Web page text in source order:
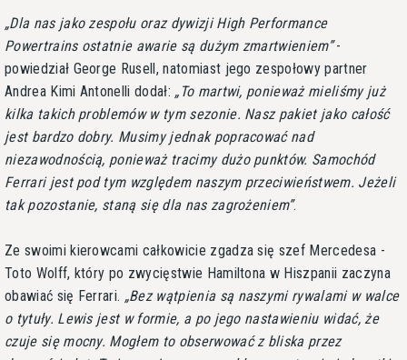
Dla nas jako zespołu oraz dywizji High Performance
Powertrains ostatnie awarie są dużym zmartwieniem -
powiedział George Rusell, natomiast jego zespołowy partner
Andrea Kimi Antonelli dodał:
To martwi, ponieważ mieliśmy już
kilka takich problemów w tym sezonie. Nasz pakiet jako całość
jest bardzo dobry. Musimy jednak popracować nad
niezawodnością, ponieważ tracimy dużo punktów. Samochód
Ferrari jest pod tym względem naszym przeciwieństwem. Jeżeli
tak pozostanie, staną się dla nas zagrożeniem .
Ze swoimi kierowcami całkowicie zgadza się szef Mercedesa -
Toto Wolff, który po zwycięstwie Hamiltona w Hiszpanii zaczyna
obawiać się Ferrari.
Bez wątpienia są naszymi rywalami w walce
o tytuły. Lewis jest w formie, a po jego nastawieniu widać, że
czuje się mocny. Mogłem to obserwować z bliska przez